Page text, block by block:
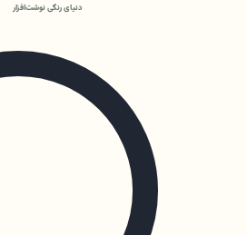
دنیای رنگی نوشت‌افزار